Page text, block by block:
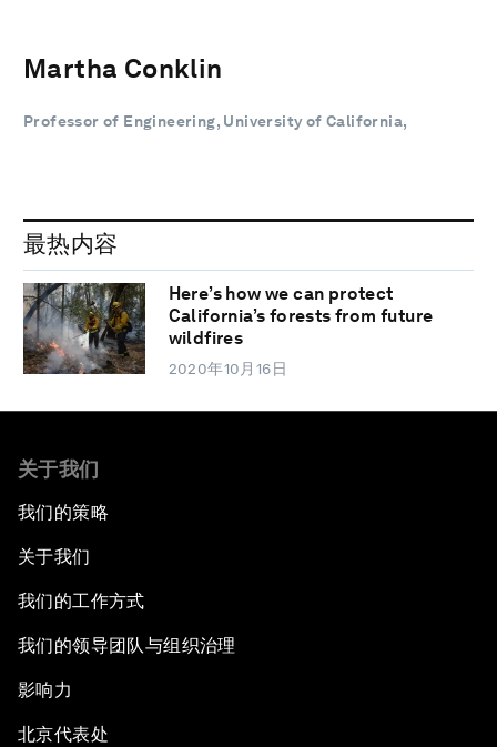
Martha Conklin
Professor of Engineering, University of California,
最热内容
Here’s how we can protect
California’s forests from future
wildfires
2020年10月16日
关于我们
我们的策略
关于我们
我们的工作方式
我们的领导团队与组织治理
影响力
北京代表处